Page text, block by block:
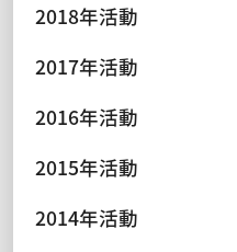
2018年活動
2017年活動
2016年活動
2015年活動
2014年活動